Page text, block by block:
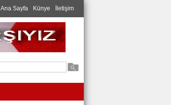
Ana Sayfa Künye İletişim